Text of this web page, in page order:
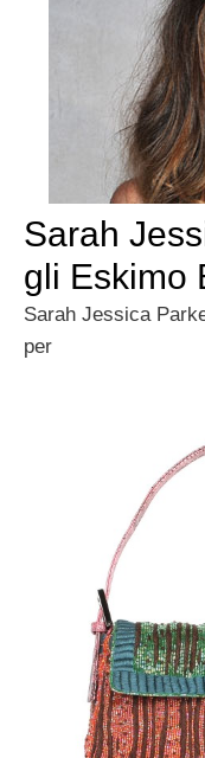
Sarah
gli Eskimo
Sarah Jessica
per